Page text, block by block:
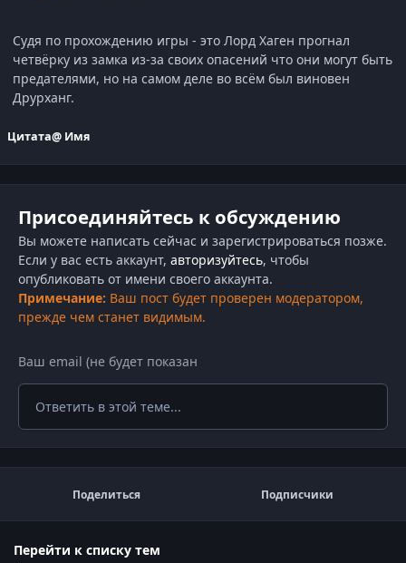
Судя по прохождению игры - это Лорд Хаген прогнал
четвёрку из замка из-за своих опасений что они могут быть
предателями, но на самом деле во всём был виновен
Друрханг.
Цитата@ Имя
Присоединяйтесь к обсуждению
Вы можете написать сейчас и зарегистрироваться позже.
Если у вас есть аккаунт, авторизуйтесь, чтобы
опубликовать от имени своего аккаунта.
Примечание: Ваш пост будет проверен модератором,
прежде чем станет видимым.
Ответить в этой теме...
Поделиться Подписчики
Перейти к списку тем